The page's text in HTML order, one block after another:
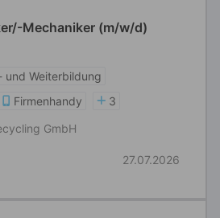
Mechaniker (m/w/d)
und Weiterbildung
Firmenhandy
3
GmbH
27.07.2026